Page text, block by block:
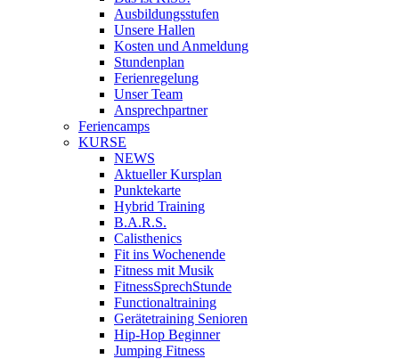
Ausbildungsstufen
Unsere Hallen
Kosten und Anmeldung
Stundenplan
Ferienregelung
Unser Team
Ansprechpartner
Feriencamps
KURSE
NEWS
Aktueller Kursplan
Punktekarte
Hybrid Training
B.A.R.S.
Calisthenics
Fit ins Wochenende
Fitness mit Musik
FitnessSprechStunde
Functionaltraining
Gerätetraining Senioren
Hip-Hop Beginner
Jumping Fitness